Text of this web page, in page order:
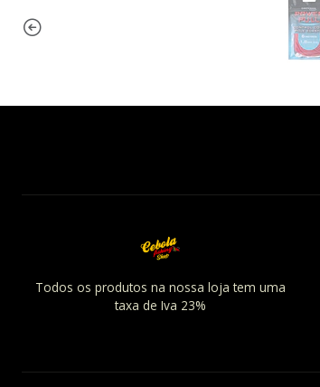
Todos os produtos na nossa loja tem uma
taxa de Iva 23%